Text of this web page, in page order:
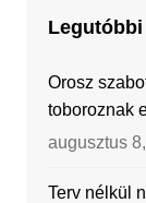
Orosz
toboroznak
augusztus
Terv nélkül